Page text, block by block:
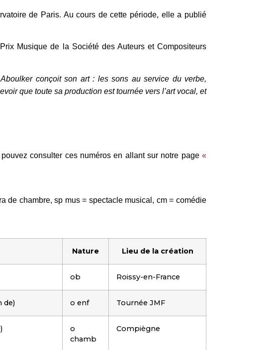
de Paris. Au cours de cette période, elle a publié
Musique de la Société des Auteurs et Compositeurs
conçoit son art : les sons au service du verbe,
que toute sa production est tournée vers l’art vocal, et
consulter ces numéros en allant sur notre page«
de chambre, sp mus = spectacle musical, cm = comédie
Nature Lieu de la création
ob Roissy-en-France
de) o enf Tournée JMF
o
chamb
Compiègne